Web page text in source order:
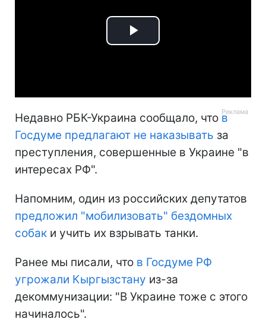
Play
Недавно РБК-Украина сообщало, что в
Госдуме предлагают не наказывать за
преступления, совершенные в Украине "в
интересах РФ".
Напомним, один из российских депутатов
предложил "мобилизовать" бездомных
собак и учить их взрывать танки.
Ранее мы писали, что в Госдуме РФ
угрожали Кыргызстану из-за
декоммунизации: "В Украине тоже с этого
начиналось".